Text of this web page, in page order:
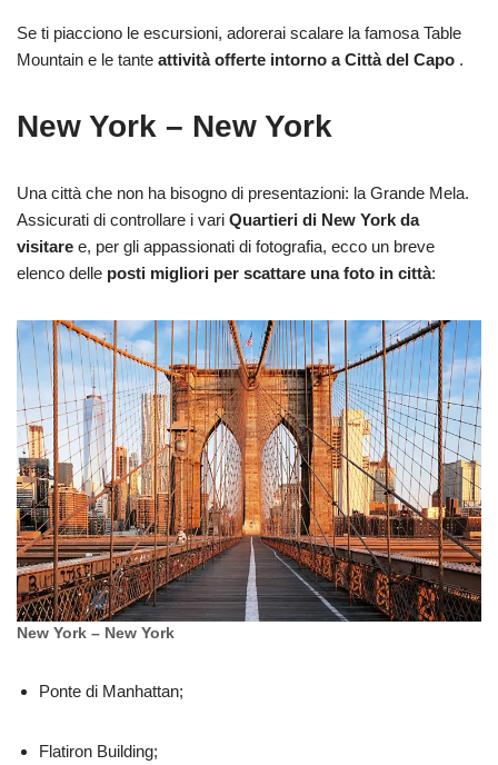
Se ti piacciono le escursioni, adorerai scalare la famosa Table
Mountain e le tante attività offerte intorno a Città del Capo .
New York – New York
Una città che non ha bisogno di presentazioni: la Grande Mela.
Assicurati di controllare i vari Quartieri di New York da
visitare e, per gli appassionati di fotografia, ecco un breve
elenco delle posti migliori per scattare una foto in città:
New York – New York
Ponte di Manhattan;
Flatiron Building;